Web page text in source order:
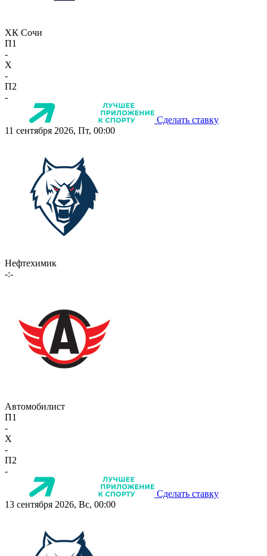
ХК Сочи
П1
-
X
-
П2
-
Сделать ставку
11 сентября 2026, Пт, 00:00
Нефтехимик
-:-
Автомобилист
П1
-
X
-
П2
-
Сделать ставку
13 сентября 2026, Вс, 00:00